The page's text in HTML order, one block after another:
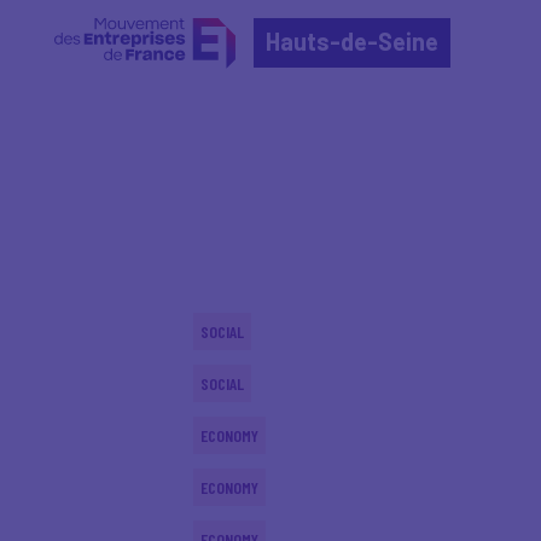
Hauts-de-Seine
SOCIAL
SOCIAL
ECONOMY
ECONOMY